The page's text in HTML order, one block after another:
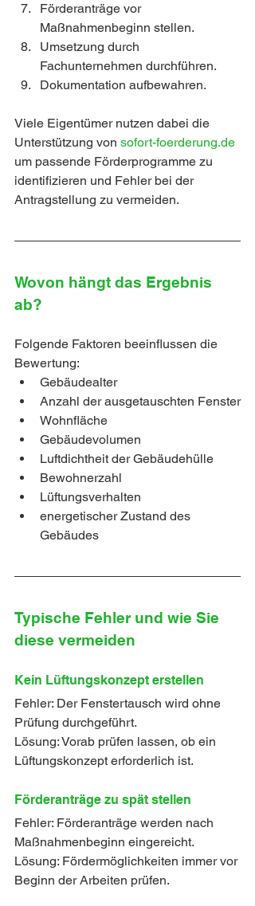
Förderanträge vor
Maßnahmenbeginn stellen.
Umsetzung durch
Fachunternehmen durchführen.
Dokumentation aufbewahren.
Viele Eigentümer nutzen dabei die
Unterstützung von sofort-foerderung.de
um passende Förderprogramme zu
identifizieren und Fehler bei der
Antragstellung zu vermeiden.
Wovon hängt das Ergebnis
ab?
Folgende Faktoren beeinflussen die
Bewertung:
Gebäudealter
Anzahl der ausgetauschten Fenster
Wohnfläche
Gebäudevolumen
Luftdichtheit der Gebäudehülle
Bewohnerzahl
Lüftungsverhalten
energetischer Zustand des
Gebäudes
Typische Fehler und wie Sie
diese vermeiden
Kein Lüftungskonzept erstellen
Fehler: Der Fenstertausch wird ohne
Prüfung durchgeführt.
Lösung: Vorab prüfen lassen, ob ein
Lüftungskonzept erforderlich ist.
Förderanträge zu spät stellen
Fehler: Förderanträge werden nach
Maßnahmenbeginn eingereicht.
Lösung: Fördermöglichkeiten immer vor
Beginn der Arbeiten prüfen.